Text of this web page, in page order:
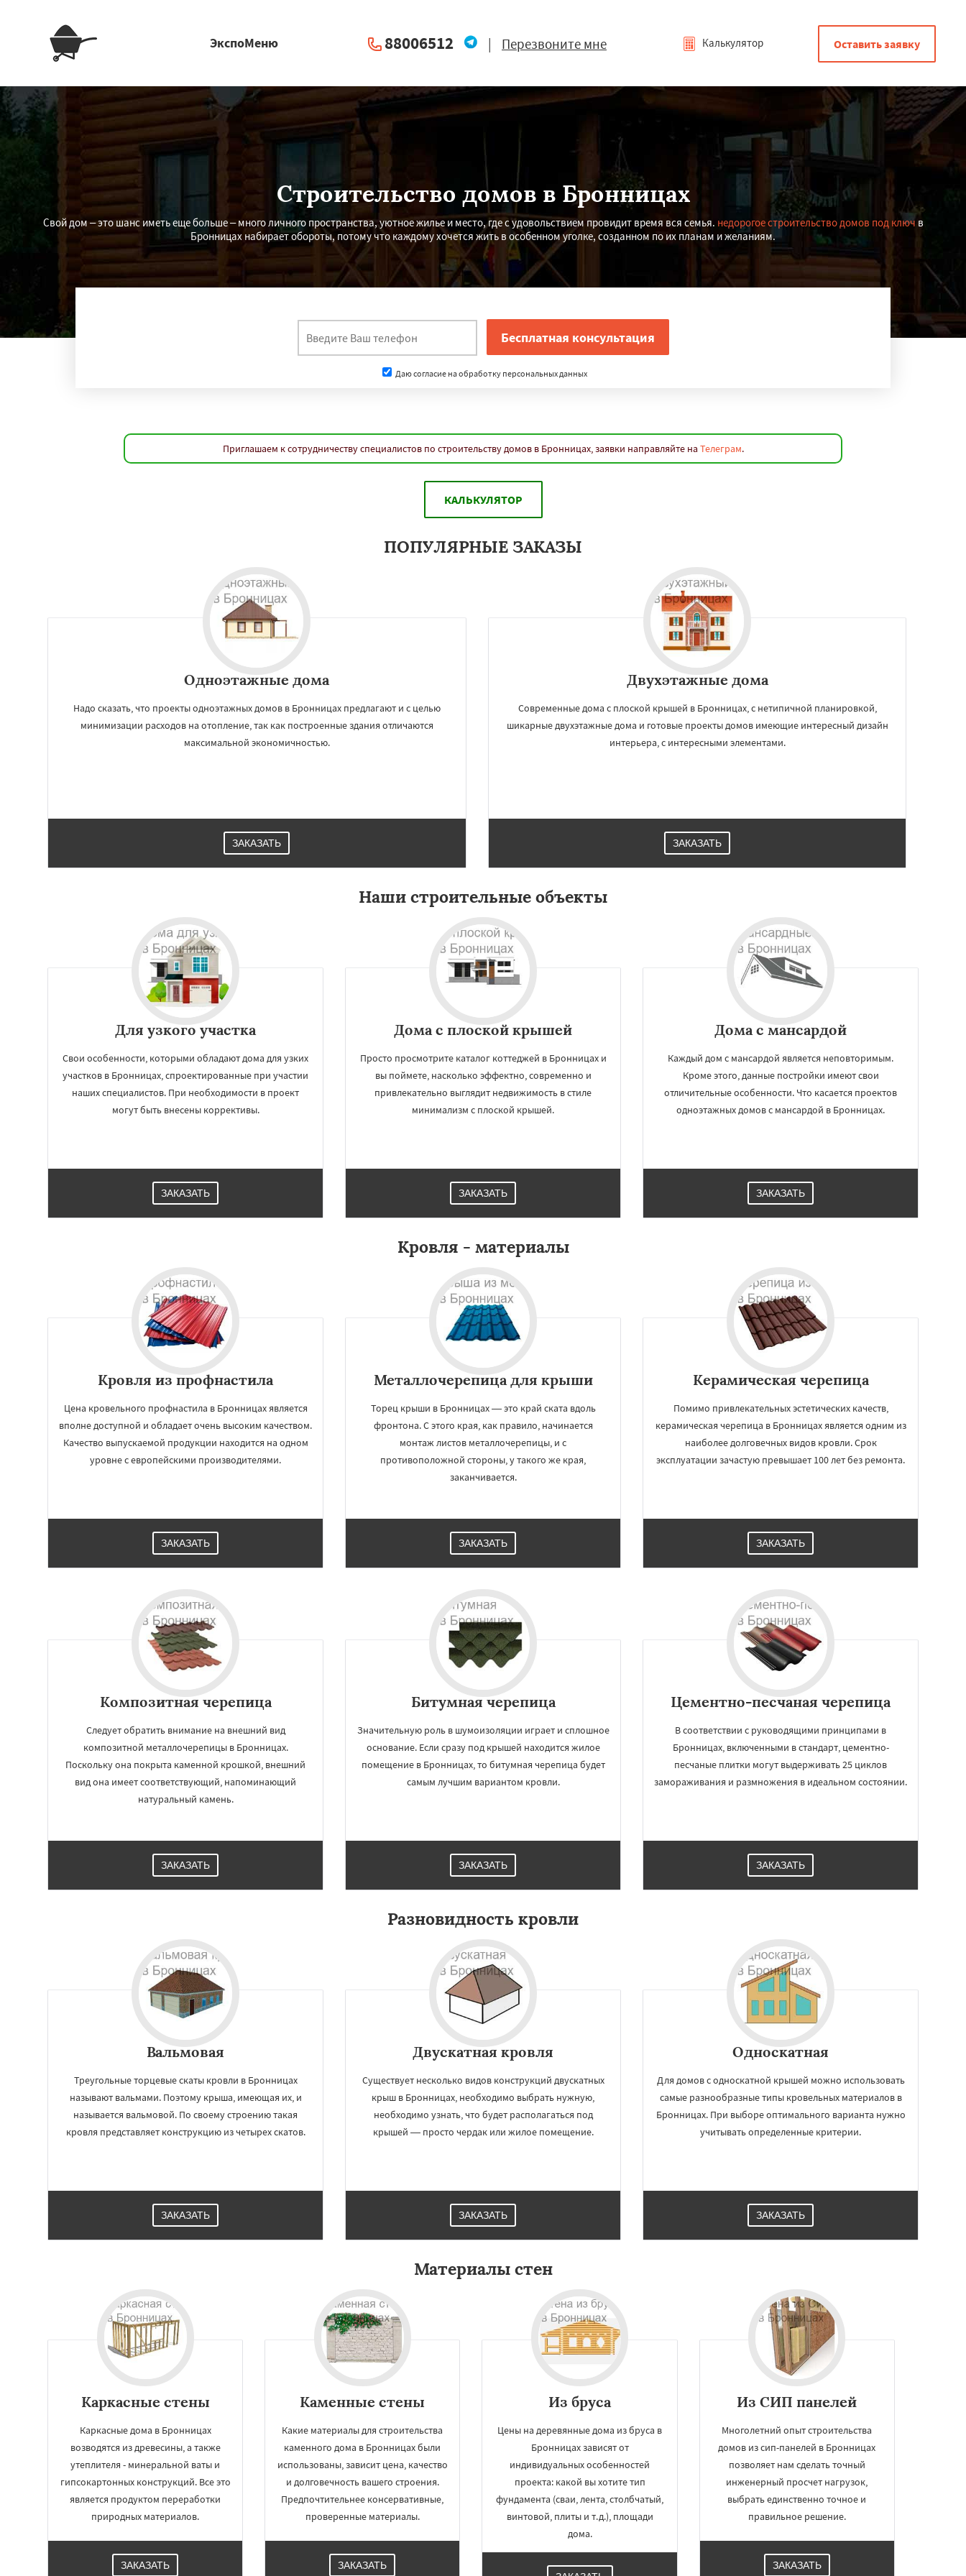
Работаем по
Долгопрудный
Люберцы
Мытищи
ЭкспоМеню 88006512 | Перезвоните мне Калькулятор Оставить заявку
Строительство домов в Бронницах
Свой дом – это шанс иметь еще больше – много личного пространства, уютное жилье и место, где с удовольствием провидит время вся семья. недорогое строительство домов под ключв
Бронницах набирает обороты, потому что каждому хочется жить в особенном уголке, созданном по их планам и желаниям.
Даю согласие на обработку персональных данных
Приглашаем к сотрудничеству специалистов по строительству домов в Бронницах, заявки направляйте на Телеграм.
КАЛЬКУЛЯТОР
ПОПУЛЯРНЫЕ ЗАКАЗЫ
Одноэтажные дома
Надо сказать, что проекты одноэтажных домов в Бронницах предлагают и с целью
минимизации расходов на отопление, так как построенные здания отличаются
максимальной экономичностью.
ЗАКАЗАТЬ
Двухэтажные дома
Современные дома с плоской крышей в Бронницах, с нетипичной планировкой,
шикарные двухэтажные дома и готовые проекты домов имеющие интересный дизайн
интерьера, с интересными элементами.
ЗАКАЗАТЬ
Наши строительные объекты
Для узкого участка
Свои особенности, которыми обладают дома для узких
участков в Бронницах, спроектированные при участии
наших специалистов. При необходимости в проект
могут быть внесены коррективы.
ЗАКАЗАТЬ
Дома с плоской крышей
Просто просмотрите каталог коттеджей в Бронницах и
вы поймете, насколько эффектно, современно и
привлекательно выглядит недвижимость в стиле
минимализм с плоской крышей.
ЗАКАЗАТЬ
Дома с мансардой
Каждый дом с мансардой является неповторимым.
Кроме этого, данные постройки имеют свои
отличительные особенности. Что касается проектов
одноэтажных домов с мансардой в Бронницах.
ЗАКАЗАТЬ
Кровля - материалы
Кровля из профнастила
Цена кровельного профнастила в Бронницах является
вполне доступной и обладает очень высоким качеством.
Качество выпускаемой продукции находится на одном
уровне с европейскими производителями.
ЗАКАЗАТЬ
Металлочерепица для крыши
Торец крыши в Бронницах — это край ската вдоль
фронтона. С этого края, как правило, начинается
монтаж листов металлочерепицы, и с
противоположной стороны, у такого же края,
заканчивается.
ЗАКАЗАТЬ
Керамическая черепица
Помимо привлекательных эстетических качеств,
керамическая черепица в Бронницах является одним из
наиболее долговечных видов кровли. Срок
эксплуатации зачастую превышает 100 лет без ремонта.
ЗАКАЗАТЬ
Композитная черепица
Следует обратить внимание на внешний вид
композитной металлочерепицы в Бронницах.
Поскольку она покрыта каменной крошкой, внешний
вид она имеет соответствующий, напоминающий
натуральный камень.
ЗАКАЗАТЬ
Битумная черепица
Значительную роль в шумоизоляции играет и сплошное
основание. Если сразу под крышей находится жилое
помещение в Бронницах, то битумная черепица будет
самым лучшим вариантом кровли.
ЗАКАЗАТЬ
Цементно-песчаная черепица
В соответствии с руководящими принципами в
Бронницах, включенными в стандарт, цементно-
песчаные плитки могут выдерживать 25 циклов
замораживания и размножения в идеальном состоянии.
ЗАКАЗАТЬ
Разновидность кровли
Вальмовая
Треугольные торцевые скаты кровли в Бронницах
называют вальмами. Поэтому крыша, имеющая их, и
называется вальмовой. По своему строению такая
кровля представляет конструкцию из четырех скатов.
ЗАКАЗАТЬ
Двускатная кровля
Существует несколько видов конструкций двускатных
крыш в Бронницах, необходимо выбрать нужную,
необходимо узнать, что будет располагаться под
крышей — просто чердак или жилое помещение.
ЗАКАЗАТЬ
Односкатная
Для домов с односкатной крышей можно использовать
самые разнообразные типы кровельных материалов в
Бронницах. При выборе оптимального варианта нужно
учитывать определенные критерии.
ЗАКАЗАТЬ
Материалы стен
Каркасные стены
Каркасные дома в Бронницах
возводятся из древесины, а также
утеплителя - минеральной ваты и
гипсокартонных конструкций. Все это
является продуктом переработки
природных материалов.
ЗАКАЗАТЬ
Каменные стены
Какие материалы для строительства
каменного дома в Бронницах были
использованы, зависит цена, качество
и долговечность вашего строения.
Предпочтительнее консервативные,
проверенные материалы.
ЗАКАЗАТЬ
Из бруса
Цены на деревянные дома из бруса в
Бронницах зависят от
индивидуальных особенностей
проекта: какой вы хотите тип
фундамента (сваи, лента, столбчатый,
винтовой, плиты и т.д.), площади
дома.
Из СИП панелей
Многолетний опыт строительства
домов из сип-панелей в Бронницах
позволяет нам сделать точный
инженерный просчет нагрузок,
выбрать единственно точное и
правильное решение.
ЗАКАЗАТЬ
УЗНАТЬ ПОДРОБНЕЕ
Даю согласие на обработку персональных данных